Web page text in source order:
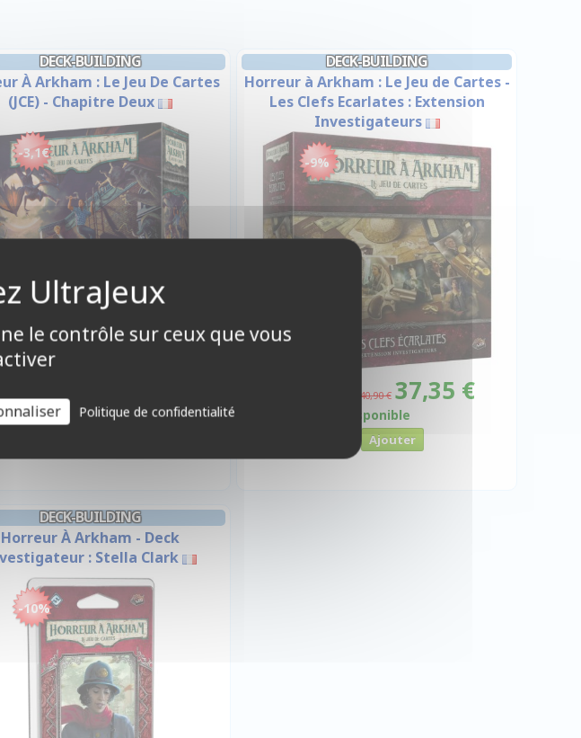
DECK-BUILDING
À Arkham : Le Jeu De Cartes
(JCE) - Chapitre Deux
-3,1€
Disponible
DECK-BUILDING
Horreur à Arkham : Le Jeu de Cartes -
Les Clefs Ecarlates : Extension
Investigateurs
-9%
40,90 € 37,35 €
Disponible
DECK-BUILDING
Horreur À Arkham - Deck
: Stella Clark
-10%
le contrôle sur ceux que vous
Politique de confidentialité